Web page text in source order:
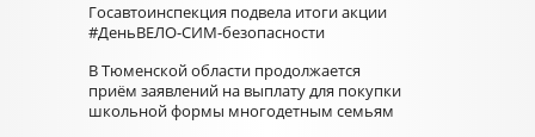
Госавтоинспекция подвела итоги акции
#ДеньВЕЛО-СИМ-безопасности
В Тюменской области продолжается
приём заявлений на выплату для покупки
школьной формы многодетным семьям